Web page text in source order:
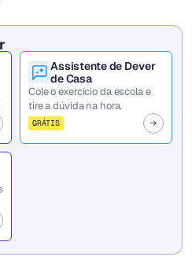
Assistente de Dever
de Casa
Cole o exercício da escola e
tire a dúvida na hora.
GRÁTIS